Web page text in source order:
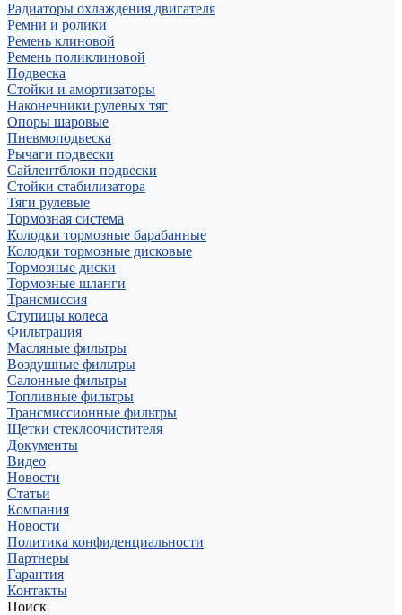
Радиаторы охлаждения двигателя
Ремни и ролики
Ремень клиновой
Ремень поликлиновой
Подвеска
Стойки и амортизаторы
Наконечники рулевых тяг
Опоры шаровые
Пневмоподвеска
Рычаги подвески
Сайлентблоки подвески
Стойки стабилизатора
Тяги рулевые
Тормозная система
Колодки тормозные барабанные
Колодки тормозные дисковые
Тормозные диски
Тормозные шланги
Трансмиссия
Ступицы колеса
Фильтрация
Масляные фильтры
Воздушные фильтры
Салонные фильтры
Топливные фильтры
Трансмиссионные фильтры
Щетки стеклоочистителя
Документы
Видео
Новости
Статьи
Компания
Новости
Политика конфиденциальности
Партнеры
Гарантия
Контакты
Поиск